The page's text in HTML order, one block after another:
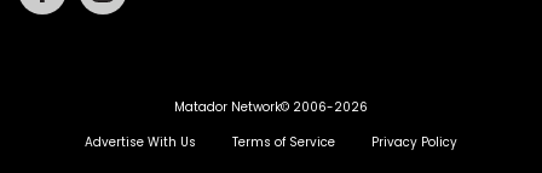
Matador Network© 2006-2026
Advertise With Us
Terms of Service Privacy Policy